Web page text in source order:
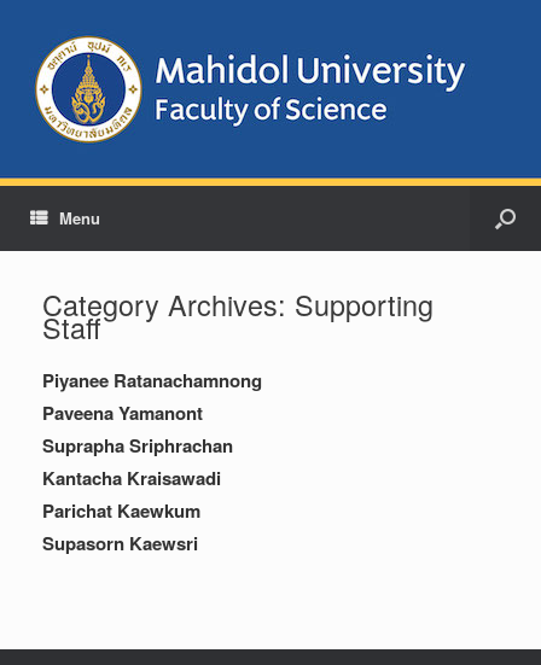
Menu
Category Archives: Supporting
Staff
Piyanee Ratanachamnong
Paveena Yamanont
Suprapha Sriphrachan
Kantacha Kraisawadi
Parichat Kaewkum
Supasorn Kaewsri